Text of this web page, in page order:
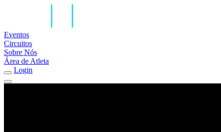
Eventos
Circuitos
Sobre Nós
Área de Atleta
Login